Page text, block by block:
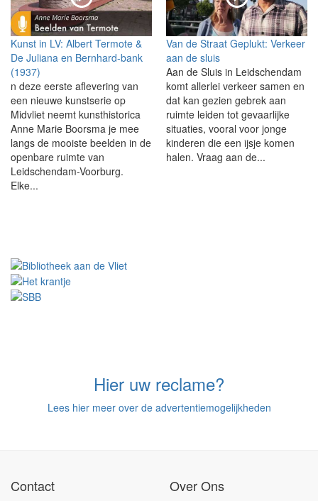
Kunst in LV: Albert Termote &
De Juliana en Bernhard-bank
(1937)
n deze eerste aflevering van
een nieuwe kunstserie op
Midvliet neemt kunsthistorica
Anne Marie Boorsma je mee
langs de mooiste beelden in de
openbare ruimte van
Leidschendam-Voorburg.
Elke...
Van de Straat Geplukt: Verkeer
aan de sluis
Aan de Sluis in Leidschendam
komt allerlei verkeer samen en
dat kan gezien gebrek aan
ruimte leiden tot gevaarlijke
situaties, vooral voor jonge
kinderen die een ijsje komen
halen. Vraag aan de...
Hier uw reclame?
Lees hier meer over de advertentiemogelijkheden
Contact Over Ons